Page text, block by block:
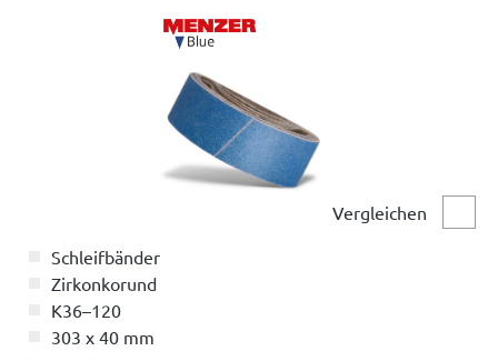
Vergleichen
Schleifbänder
Zirkonkorund
K36–120
303 x 40 mm